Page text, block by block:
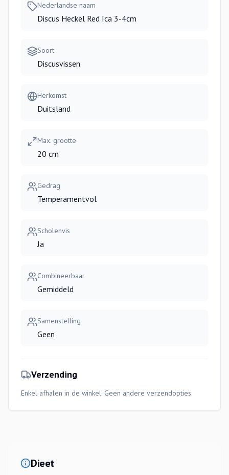
Nederlandse naam
Discus Heckel Red Ica 3-4cm
Soort
Discusvissen
Herkomst
Duitsland
Max. grootte
20 cm
Gedrag
Temperamentvol
Scholenvis
Ja
Combineerbaar
Gemiddeld
Samenstelling
Geen
Verzending
Enkel afhalen in de winkel. Geen andere verzendopties.
Dieet